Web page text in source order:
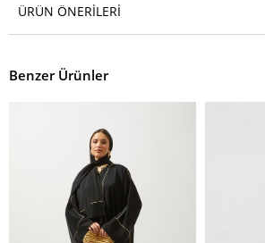
ÜRÜN ÖNERILERI
Benzer Ürünler